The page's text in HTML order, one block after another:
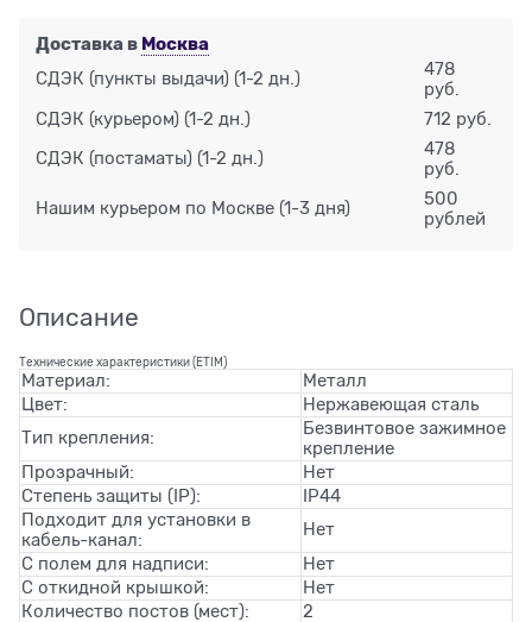
Доставка в Москва
СДЭК (пункты выдачи) (1-2 дн.)
478
руб.
СДЭК (курьером) (1-2 дн.) 712 руб.
СДЭК (постаматы) (1-2 дн.)
478
руб.
Нашим курьером по Москве (1-3 дня)
500
рублей
Описание
Технические характеристики (ETIM)
Материал:
Металл
Цвет:
Нержавеющая сталь
Тип крепления:
Безвинтовое зажимное
крепление
Прозрачный:
Нет
Степень защиты (IP):
IP44
Подходит для установки в
кабель-канал:
Нет
С полем для надписи:
Нет
С откидной крышкой:
Нет
Количество постов (мест):
2